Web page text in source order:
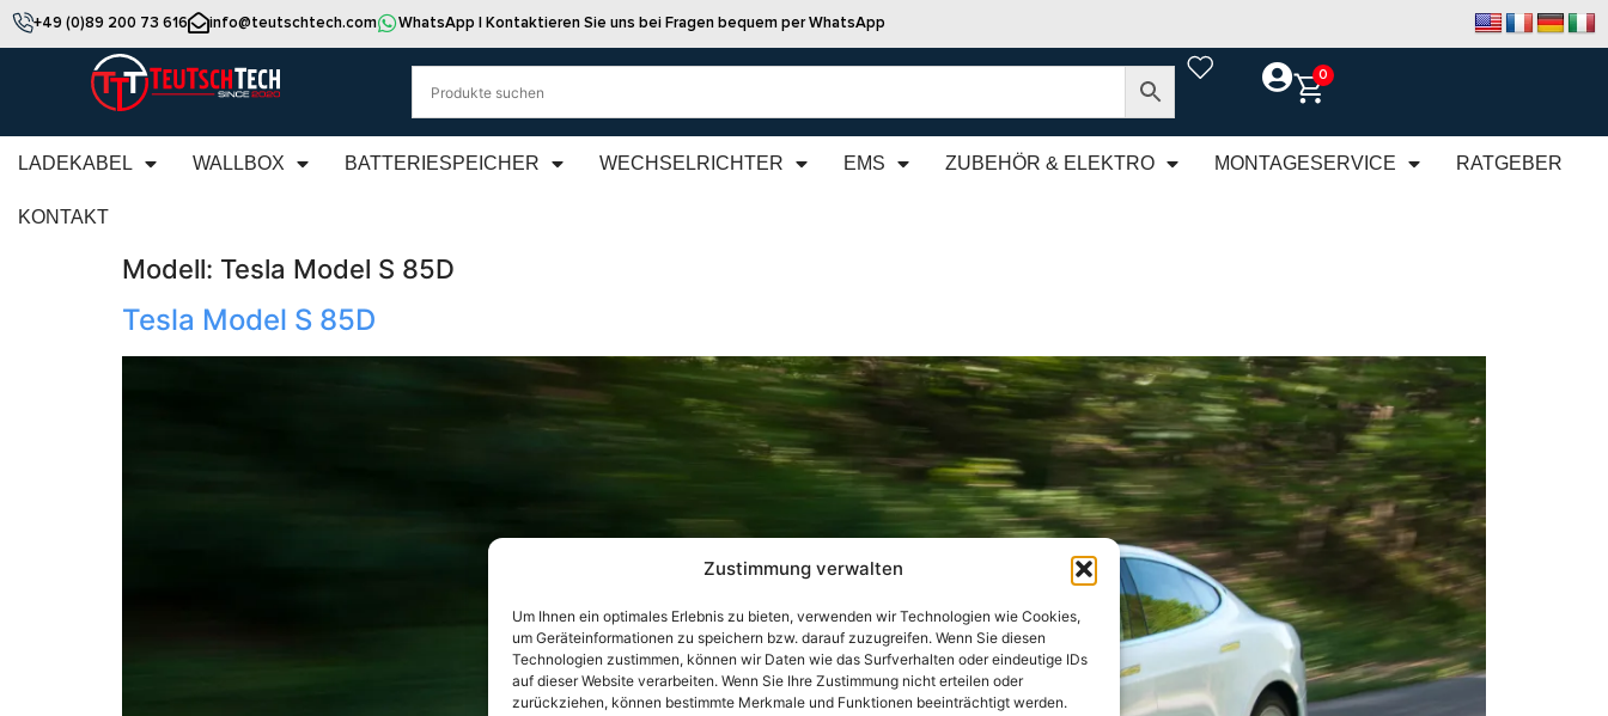
Zustimmung verwalten
Um Ihnen ein optimales Erlebnis zu bieten, verwenden wir Technologien wie Cookies,
um Geräteinformationen zu speichern bzw. darauf zuzugreifen. Wenn Sie diesen
Technologien zustimmen, können wir Daten wie das Surfverhalten oder eindeutige IDs
auf dieser Website verarbeiten. Wenn Sie Ihre Zustimmung nicht erteilen oder
zurückziehen, können bestimmte Merkmale und Funktionen beeinträchtigt werden.
+49 (0)89 200 73 616 info@teutschtech.com WhatsApp | Kontaktieren Sie uns bei Fragen bequem per WhatsApp
0
LADEKABEL WALLBOX BATTERIESPEICHER WECHSELRICHTER EMS ZUBEHÖR & ELEKTRO MONTAGESERVICE RATGEBER
KONTAKT
Modell: Tesla Model S 85D
Tesla Model S 85D